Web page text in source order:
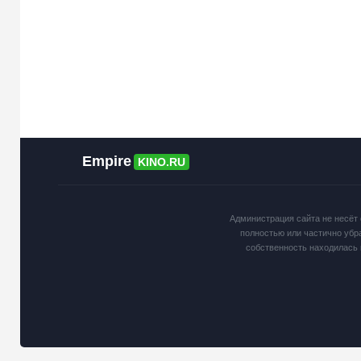
Empire KINO.RU
Администрация сайта не
полностью или частично
собственность